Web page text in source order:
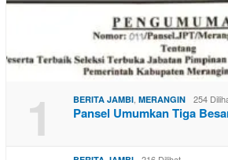
1 BERITA JAMBI MERANGIN 254
Pansel Umumkan Tiga